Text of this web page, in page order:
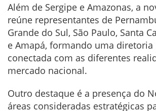
Além de Sergipe e Amazonas, a
reúne representantes de
Grande do Sul, São Paulo, Santa
e Amapá, formando uma
conectada com as diferentes
mercado nacional.
Outro destaque é a presença do
áreas consideradas estratégicas